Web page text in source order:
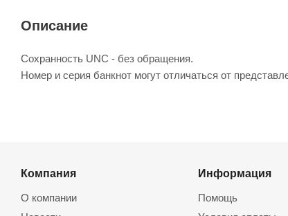
Описание
Сохранность UNC - без обращения.
Номер и серия банкнот могут отличаться от
Компания
О компании
Информация
Помощь